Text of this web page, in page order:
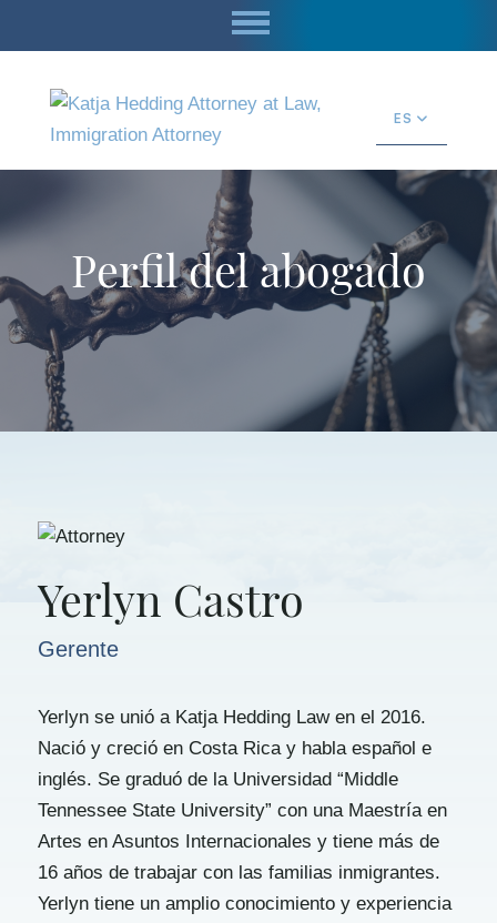
ES
Perfil del abogado
Yerlyn Castro
Gerente
Yerlyn se unió a Katja Hedding Law en el 2016.
Nació y creció en Costa Rica y habla español e
inglés. Se graduó de la Universidad “Middle
Tennessee State University” con una Maestría en
Artes en Asuntos Internacionales y tiene más de
16 años de trabajar con las familias inmigrantes.
Yerlyn tiene un amplio conocimiento y experiencia